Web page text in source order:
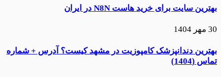
بهترین سایت برای خرید هاست N8N در ایران
30 مهر 1404
بهترین دندانپزشک کامپوزیت در مشهد کیست؟ آدرس + شماره
تماس (1404)